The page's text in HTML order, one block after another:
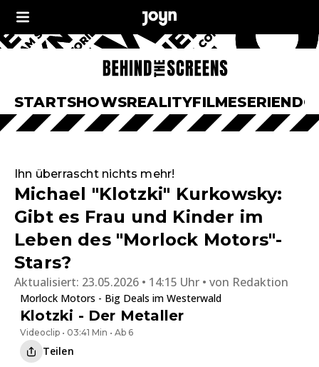
STARTSHOWSREALITYFILMESERIEN
Ihn überrascht nichts mehr!
Michael "Klotzki" Kurkowsky:
Gibt es Frau und Kinder im
Leben des "Morlock Motors"-
Stars?
Aktualisiert: 23.05.2026 • 14:15 Uhr von Redaktion
Morlock Motors - Big Deals im Westerwald
Klotzki - Der Metaller
Videoclip • 03:41 Min • Ab 6
Teilen